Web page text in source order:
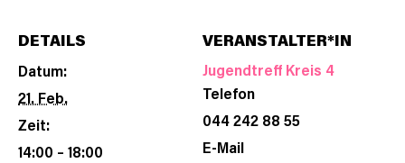
DETAILS
Datum:
21. Feb.
Zeit:
14:00 – 18:00
VERANSTALTER*IN
Jugendtreff Kreis 4
Telefon
044 242 88 55
E-Mail